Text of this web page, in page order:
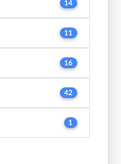
14
11
16
42
1